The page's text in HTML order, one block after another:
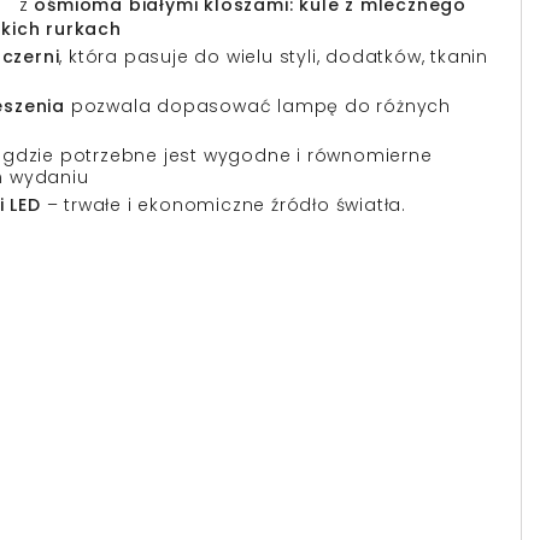
z ośmioma białymi kloszami: kule z mlecznego
rurkach
, która pasuje do wielu styli, dodatków, tkanin
pozwala dopasować lampę do różnych
potrzebne jest wygodne i równomierne
wydaniu
– trwałe i ekonomiczne źródło światła.